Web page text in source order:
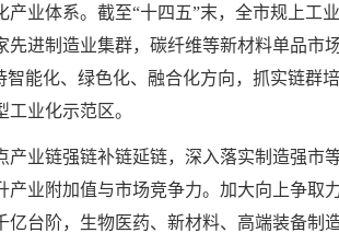
业体系。截至“十四五”末，全市规上工
进制造业集群，碳纤维等新材料单品
能化、绿色化、融合化方向，抓实链群
业化示范区。
业链强链补链延链，深入落实制造强
业附加值与市场竞争力。加大向上争取
台阶，生物医药、新材料、高端装备制